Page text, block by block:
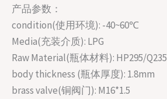
产品参数：
condition(使用环境): -40~60℃
Media(充装介质): LPG
Raw Material(瓶体材料): HP295/Q235
body thickness (瓶体厚度): 1.8mm
brass valve(铜阀门): M16*1.5